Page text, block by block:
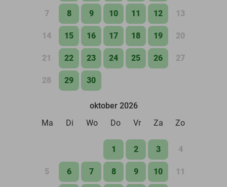
7 8 9 10 11 12 13
14 15 16 17 18 19 20
21 22 23 24 25 26 27
28 29 30
oktober 2026
Ma
Di Wo Do Vr Za Zo
1 2 3 4
5 6 7 8 9 10 11